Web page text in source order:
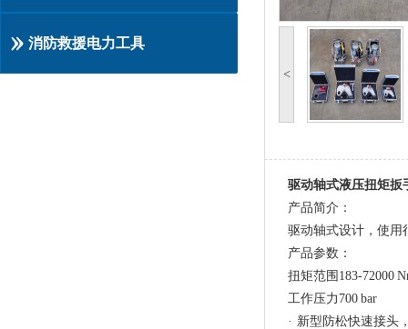
消防救援电力工具
<
驱动轴式液压扭矩扳
产品简介：
驱动轴式设计，使用
产品参数：
扭矩范围183-72000
工作压力700 bar
· 新型防松快速接头